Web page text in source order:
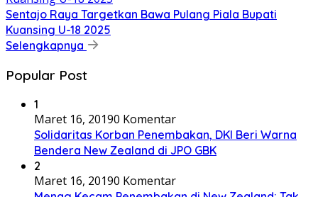
Sentajo Raya Targetkan Bawa Pulang Piala Bupati
Kuansing U-18 2025
Selengkapnya
Popular Post
1
Maret 16, 20190 Komentar
Solidaritas Korban Penembakan, DKI Beri Warna
Bendera New Zealand di JPO GBK
2
Maret 16, 20190 Komentar